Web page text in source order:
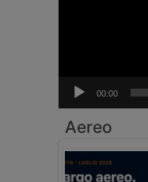
00:00
Aereo